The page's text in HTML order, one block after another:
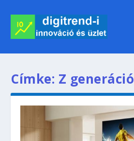
Címke: Z generáció